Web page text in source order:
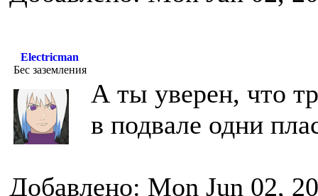
Electricman
Бес заземления
А ты уверен, что
в подвале одни
Добавлено: Mon Jun 02,